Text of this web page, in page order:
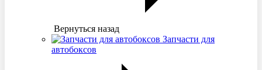
Вернуться назад
Запчасти для
автобоксов